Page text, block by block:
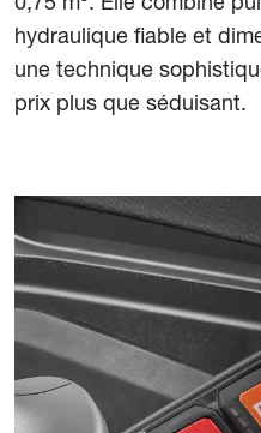
hydraulique fiable et
une technique
prix plus que séduisant.